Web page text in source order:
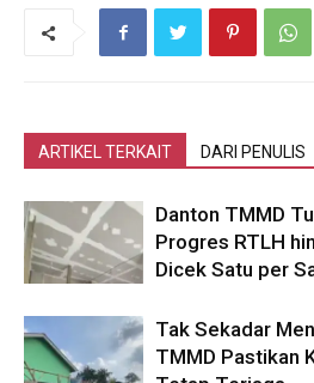
ARTIKEL TERKAIT DARI PENULIS
Danton TMMD
Progres RTLH
Dicek Satu per
Tak Sekadar
TMMD Pastikan